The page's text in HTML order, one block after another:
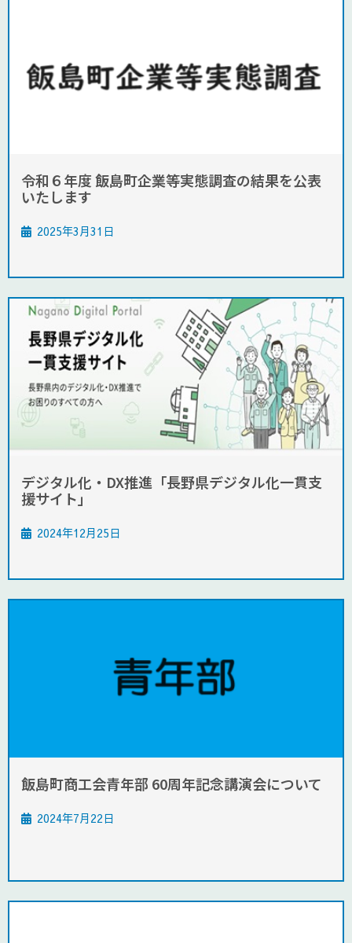
令和６年度 飯島町企業等実態調査の結果を公表
いたします
2025年3月31日
デジタル化・DX推進「長野県デジタル化一貫支
援サイト」
2024年12月25日
飯島町商工会青年部 60周年記念講演会について
2024年7月22日